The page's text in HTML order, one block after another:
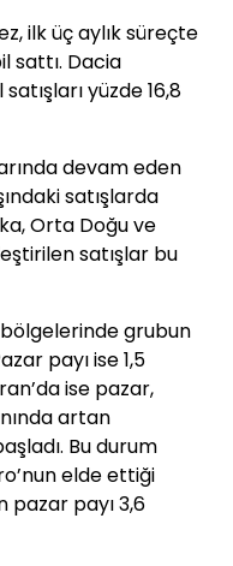
ilk üç aylık süreçte
sattı. Dacia
yüzde 16,8
devam eden
satışlarda
Orta Doğu ve
satışlar bu
grubun
payı ise 1,5
ise pazar,
artan
Bu durum
elde ettiği
pazar payı 3,6